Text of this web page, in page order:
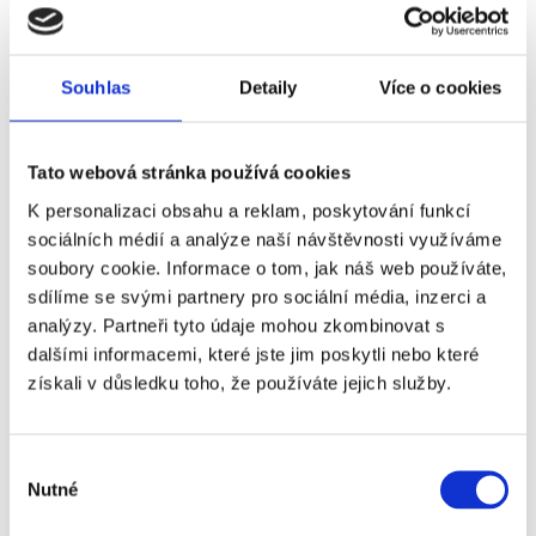
Souhlas Detaily Více o cookies
Tato webová stránka používá cookies
K personalizaci obsahu a reklam, poskytování funkcí
sociálních médií a analýze naší návštěvnosti využíváme
soubory cookie. Informace o tom, jak náš web používáte,
sdílíme se svými partnery pro sociální média, inzerci a
analýzy. Partneři tyto údaje mohou zkombinovat s
dalšími informacemi, které jste jim poskytli nebo které
získali v důsledku toho, že používáte jejich služby.
souhlasu
Nutné
Novinky z realitního trhu - červenec 2025
Přečtěte si, jak se vyvíjí tržní nájemné, kolik lidí je
predikce pro realitní trh. Nechybí ani tipy na zajímavé
Číst dále